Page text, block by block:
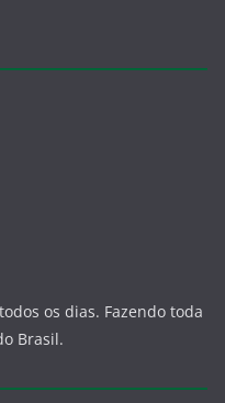
os dias. Fazendo toda
Brasil.